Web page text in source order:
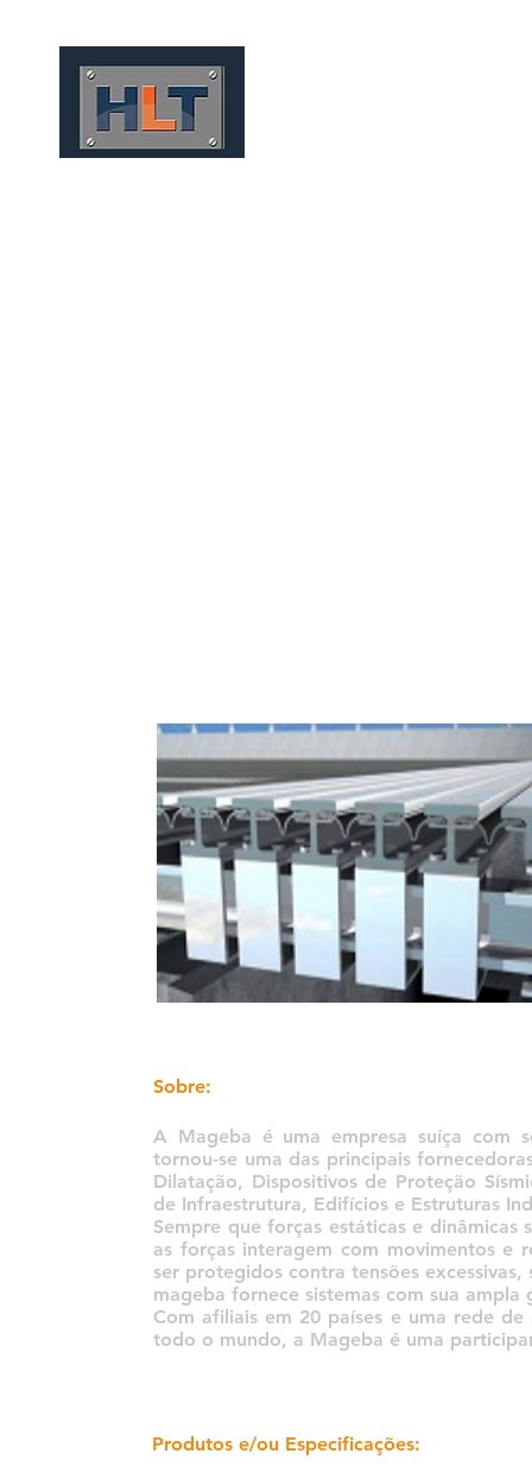
HOME QUEM SOMOS
Sobre:
A Mageba é uma empresa suíça com
tornou-se uma das principais
Dilatação, Dispositivos de Proteção
de Infraestrutura, Edifícios e Estruturas
Sempre que forças estáticas e
as forças interagem com movimentos e
ser protegidos contra tensões
mageba fornece sistemas com sua
Com afiliais em 20 países e uma rede
todo o mundo, a Mageba é uma
Produtos e/ou Especificações: